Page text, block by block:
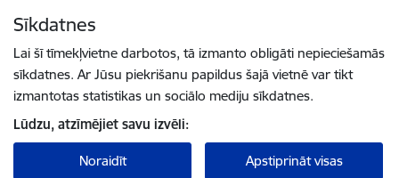
Sīkdatnes
Lai šī tīmekļvietne darbotos, tā izmanto obligāti nepieciešamās
sīkdatnes. Ar Jūsu piekrišanu papildus šajā vietnē var tikt
izmantotas statistikas un sociālo mediju sīkdatnes.
Lūdzu, atzīmējiet savu izvēli:
Noraidīt Apstiprināt visas